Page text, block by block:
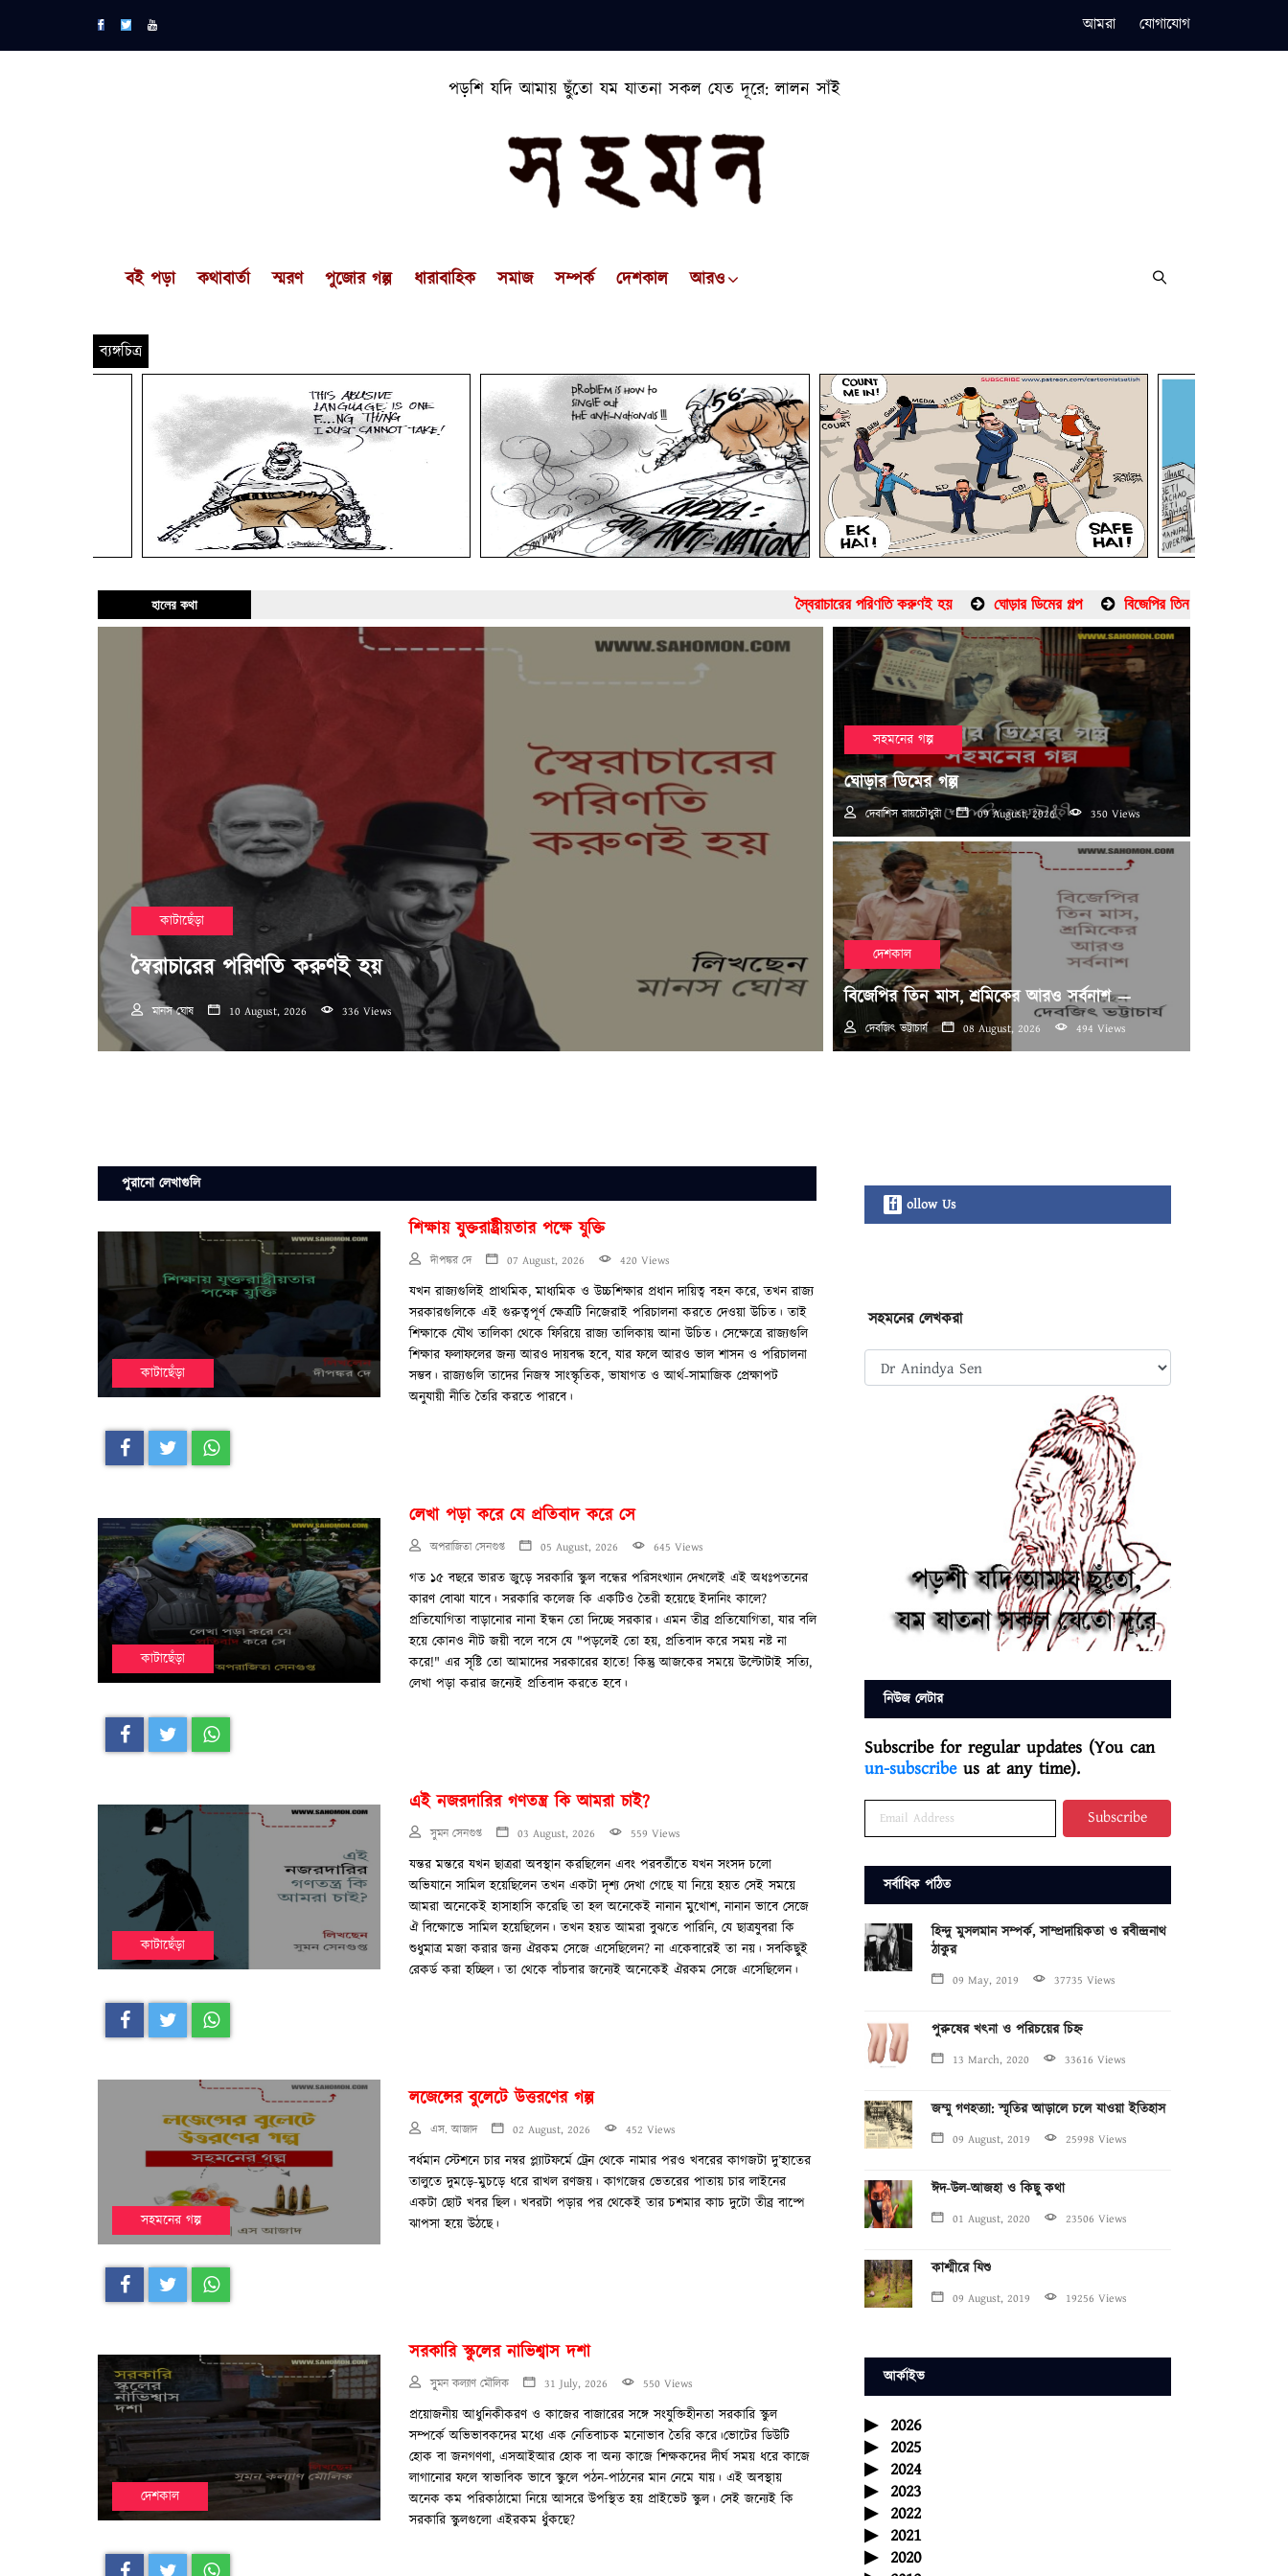
আমরা যোগাযোগ
পড়শি যদি আমায় ছুঁতো যম যাতনা সকল যেত দূরে: লালন সাঁই
বই পড়া কথাবার্তা স্মরণ পুজোর গল্প ধারাবাহিক সমাজ সম্পর্ক দেশকাল আরও
ব্যঙ্গচিত্র
স্বৈরাচারের পরিণতি করুণই হয় ঘোড়ার ডিমের গল্প বিজেপির তিন মাস, শ্রমিকের আরও সর্বনাশ —
হালের কথা
কাটাছেঁড়া
স্বৈরাচারের পরিণতি করুণই হয়
মানস ঘোষ 10 August, 2026 336 Views
সহমনের গল্প
ঘোড়ার ডিমের গল্প
দেবাশিস রায়চৌধুরী 09 August, 2026 350 Views
দেশকাল
বিজেপির তিন মাস, শ্রমিকের আরও সর্বনাশ —
দেবজিৎ ভট্টাচার্য 08 August, 2026 494 Views
পুরানো লেখাগুলি
কাটাছেঁড়া
শিক্ষায় যুক্তরাষ্ট্রীয়তার পক্ষে যুক্তি
দীপঙ্কর দে 07 August, 2026 420 Views
যখন রাজ্যগুলিই প্রাথমিক, মাধ্যমিক ও উচ্চশিক্ষার প্রধান দায়িত্ব বহন করে, তখন রাজ্য
সরকারগুলিকে এই গুরুত্বপূর্ণ ক্ষেত্রটি নিজেরাই পরিচালনা করতে দেওয়া উচিত। তাই
শিক্ষাকে যৌথ তালিকা থেকে ফিরিয়ে রাজ্য তালিকায় আনা উচিত। সেক্ষেত্রে রাজ্যগুলি
শিক্ষার ফলাফলের জন্য আরও দায়বদ্ধ হবে, যার ফলে আরও ভাল শাসন ও পরিচালনা
সম্ভব। রাজ্যগুলি তাদের নিজস্ব সাংস্কৃতিক, ভাষাগত ও আর্থ-সামাজিক প্রেক্ষাপট
অনুযায়ী নীতি তৈরি করতে পারবে।
কাটাছেঁড়া
লেখা পড়া করে যে প্রতিবাদ করে সে
অপরাজিতা সেনগুপ্ত 05 August, 2026 645 Views
গত ১৫ বছরে ভারত জুড়ে সরকারি স্কুল বন্ধের পরিসংখ্যান দেখলেই এই অধঃপতনের
কারণ বোঝা যাবে। সরকারি কলেজ কি একটিও তৈরী হয়েছে ইদানিং কালে?
প্রতিযোগিতা বাড়ানোর নানা ইন্ধন তো দিচ্ছে সরকার। এমন তীব্র প্রতিযোগিতা, যার বলি
হয়ে কোনও নীট জয়ী বলে বসে যে "পড়লেই তো হয়, প্রতিবাদ করে সময় নষ্ট না
করে!" এর সৃষ্টি তো আমাদের সরকারের হাতে! কিন্তু আজকের সময়ে উল্টোটাই সত্যি,
লেখা পড়া করার জন্যেই প্রতিবাদ করতে হবে।
কাটাছেঁড়া
এই নজরদারির গণতন্ত্র কি আমরা চাই?
সুমন সেনগুপ্ত 03 August, 2026 559 Views
যন্তর মন্তরে যখন ছাত্ররা অবস্থান করছিলেন এবং পরবর্তীতে যখন সংসদ চলো
অভিযানে সামিল হয়েছিলেন তখন একটা দৃশ্য দেখা গেছে যা নিয়ে হয়ত সেই সময়ে
আমরা অনেকেই হাসাহাসি করেছি তা হল অনেকেই নানান মুখোশ, নানান ভাবে সেজে
ঐ বিক্ষোভে সামিল হয়েছিলেন। তখন হয়ত আমরা বুঝতে পারিনি, যে ছাত্রযুবরা কি
শুধুমাত্র মজা করার জন্য ঐরকম সেজে এসেছিলেন? না একেবারেই তা নয়। সবকিছুই
রেকর্ড করা হচ্ছিল। তা থেকে বাঁচবার জন্যেই অনেকেই ঐরকম সেজে এসেছিলেন।
সহমনের গল্প
লজেন্সের বুলেটে উত্তরণের গল্প
এস. আজাদ 02 August, 2026 452 Views
বর্ধমান স্টেশনে চার নম্বর প্ল্যাটফর্মে ট্রেন থেকে নামার পরও খবরের কাগজটা দু’হাতের
তালুতে দুমড়ে-মুচড়ে ধরে রাখল রণজয়। কাগজের ভেতরের পাতায় চার লাইনের
একটা ছোট খবর ছিল। খবরটা পড়ার পর থেকেই তার চশমার কাচ দুটো তীব্র বাষ্পে
ঝাপসা হয়ে উঠছে।
দেশকাল
সরকারি স্কুলের নাভিশ্বাস দশা
সুৃমন কল্যাণ মৌলিক 31 July, 2026 550 Views
প্রয়োজনীয় আধুনিকীকরণ ও কাজের বাজারের সঙ্গে সংযুক্তিহীনতা সরকারি স্কুল
সম্পর্কে অভিভাবকদের মধ্যে এক নেতিবাচক মনোভাব তৈরি করে।ভোটের ডিউটি
হোক বা জনগণণা, এসআইআর হোক বা অন্য কাজে শিক্ষকদের দীর্ঘ সময় ধরে কাজে
লাগানোর ফলে স্বাভাবিক ভাবে স্কুলে পঠন-পাঠনের মান নেমে যায়। এই অবস্থায়
অনেক কম পরিকাঠামো নিয়ে আসরে উপস্থিত হয় প্রাইভেট স্কুল। সেই জন্যেই কি
সরকারি স্কুলগুলো এইরকম ধুঁকছে?
ollow Us
সহমনের লেখকরা
নিউজ লেটার
Subscribe for regular updates (You can
un-subscribe us at any time).
Subscribe
সর্বাধিক পঠিত
হিন্দু মুসলমান সম্পর্ক, সাম্প্রদায়িকতা ও রবীন্দ্রনাথ
ঠাকুর
09 May, 2019 37735 Views
পুরুষের খৎনা ও পরিচয়ের চিহ্ন
13 March, 2020 33616 Views
জম্মু গণহত্যা: স্মৃতির আড়ালে চলে যাওয়া ইতিহাস
09 August, 2019 25998 Views
ঈদ-উল-আজহা ও কিছু কথা
01 August, 2020 23506 Views
কাশ্মীরে যিশু
09 August, 2019 19256 Views
আর্কাইভ
2026
2025
2024
2023
2022
2021
2020